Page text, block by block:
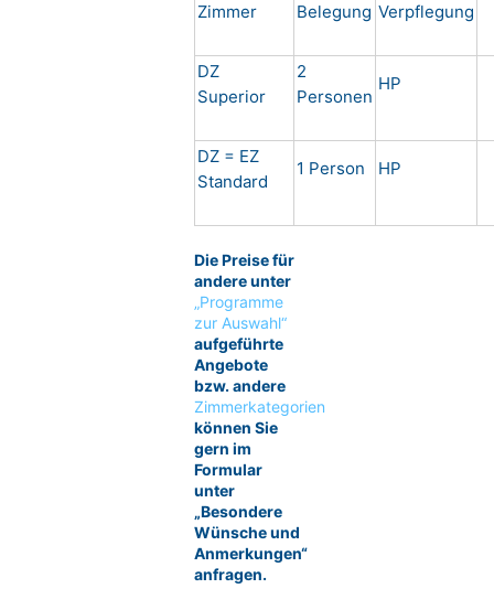
Zimmer Belegung Verpflegung
DZ
Superior
2
Personen
HP
DZ = EZ
Standard
1 Person HP
Die Preise für
andere unter
„Programme
zur Auswahl“
aufgeführte
Angebote
bzw. andere
Zimmerkategorien
können Sie
gern im
Formular
unter
„Besondere
Wünsche und
Anmerkungen“
anfragen.​